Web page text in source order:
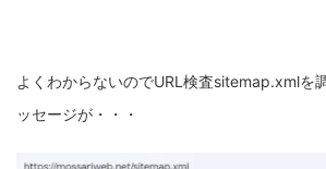
よくわからないのでURL検査sitemap.xmlを
ッセージが・・・